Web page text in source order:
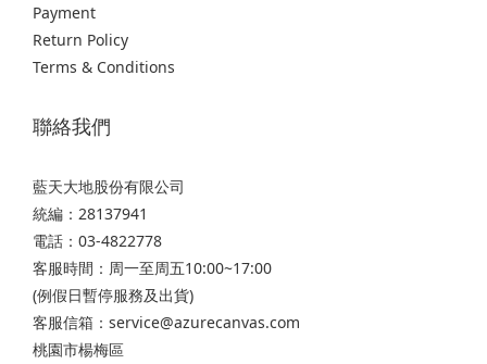
Payment
Return Policy
Terms & Conditions
聯絡我們
藍天大地股份有限公司
統編：28137941
電話：03-4822778
客服時間：周一至周五10:00~17:00
(例假日暫停服務及出貨)
客服信箱：service@azurecanvas.com
桃園市楊梅區